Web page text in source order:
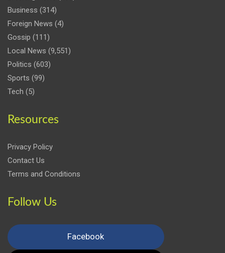
Business (314)
Foreign News (4)
Gossip (111)
Local News (9,551)
Politics (603)
Sports (99)
Tech (5)
Resources
Privacy Policy
Contact Us
Terms and Conditions
Follow Us
Facebook